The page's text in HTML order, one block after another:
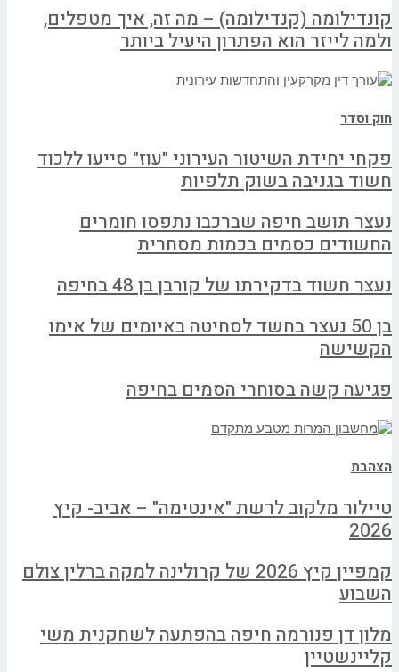
קונדילומה (קנדילומה) – מה זה, איך מטפלים,
ולמה לייזר הוא הפתרון היעיל ביותר
חוק וסדר
פקחי יחידת השיטור העירוני "עוז" סייעו ללכוד
חשוד בגניבה בשוק תלפיות
נעצר תושב חיפה שברכבו נתפסו חומרים
החשודים כסמים בכמות מסחרית
נעצר חשוד בדקירתו של קורבן בן 48 בחיפה
בן 50 נעצר בחשד לסחיטה באיומים של אימו
הקשישה
פגיעה קשה בסוחרי הסמים בחיפה
הצהבת
טיילור מלקוב לרשת "אינטימה" – אביב- קיץ
2026
קמפיין קיץ 2026 של קרולינה למקה ברלין צולם
השבוע
מלון דן פנורמה חיפה בהפתעה לשחקנית משי
קליינשטיין